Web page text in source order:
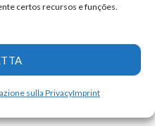
certos recursos e funções.
sulla PrivacyImprint
Monza;